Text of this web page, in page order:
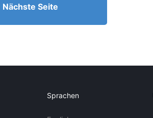
Nächste Seite
Sprachen